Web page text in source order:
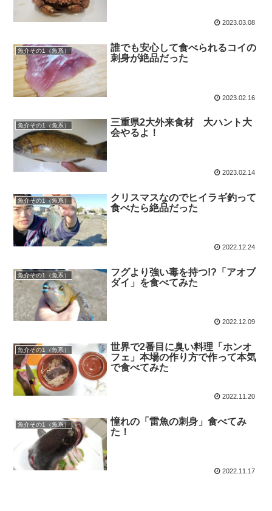
2023.03.08
魚介その1（魚系）
誰でも安心して食べられるコイの
刺身が絶品だった
2023.02.16
魚介その1（魚系）
三重県2大外来食材 大ハント大
会やるよ！
2023.02.14
魚介その1（魚系）
クリスマスなのでヒイラギ釣って
食べたら絶品だった
2022.12.24
魚介その1（魚系）
フグより強い毒を持つ!?「アオブ
ダイ」を食べてみた
2022.12.09
魚介その1（魚系）
世界で2番目に臭い料理「ホンオ
フェ」本場の作り方で作って本気
で食べてみた
2022.11.20
魚介その1（魚系）
憧れの「雷魚の刺身」食べてみ
た！
2022.11.17